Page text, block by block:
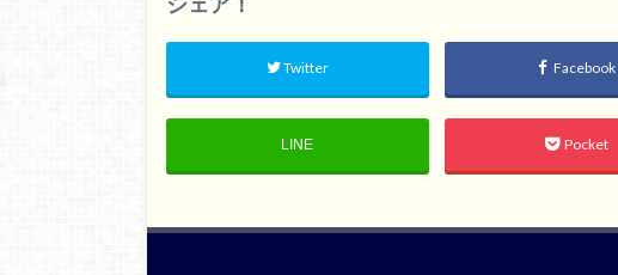
Twitter Facebook
LINE Pocket